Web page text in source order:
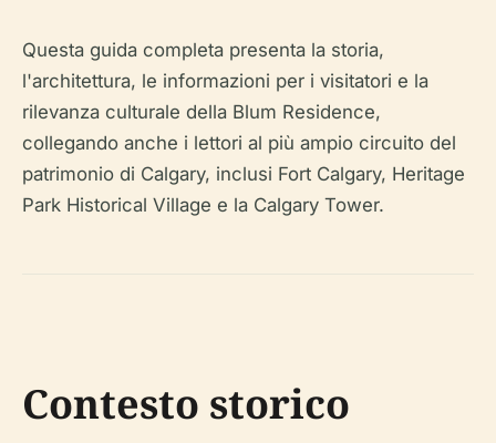
Questa guida completa presenta la storia,
l'architettura, le informazioni per i visitatori e la
rilevanza culturale della Blum Residence,
collegando anche i lettori al più ampio circuito del
patrimonio di Calgary, inclusi Fort Calgary, Heritage
Park Historical Village e la Calgary Tower.
Contesto storico